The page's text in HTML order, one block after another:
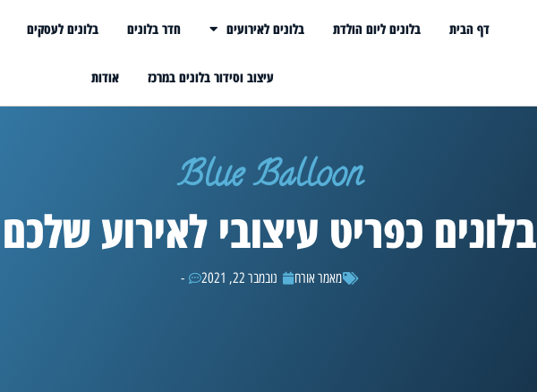
דף הבית בלונים ליום הולדת בלונים לאירועים חדר בלונים בלונים לעסקים
עיצוב וסידור בלונים במרכז אודות
Blue Balloon
בלונים כפריט עיצובי לאירוע שלכם
מאמר אורח נובמבר 22, 2021 -